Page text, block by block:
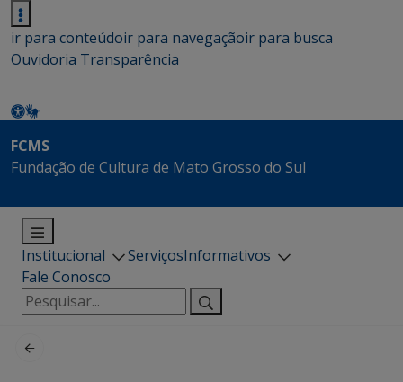
ir para conteúdoir para navegaçãoir para busca
Ouvidoria Transparência
FCMS
Fundação de Cultura de Mato Grosso do Sul
Institucional ServiçosInformativos
Fale Conosco
Pesquisar
por: